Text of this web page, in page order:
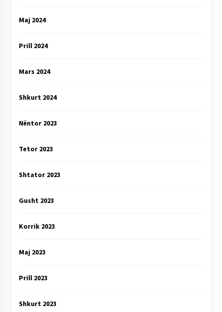
Maj 2024
Prill 2024
Mars 2024
Shkurt 2024
Nëntor 2023
Tetor 2023
Shtator 2023
Gusht 2023
Korrik 2023
Maj 2023
Prill 2023
Shkurt 2023